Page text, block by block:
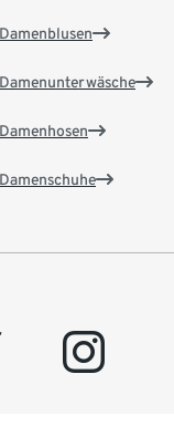
Damenblusen
Damenunterwäsche
Damenhosen
Damenschuhe
instagram